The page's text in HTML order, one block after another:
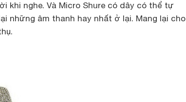
khi nghe. Và Micro Shure có dây có thể tự
những âm thanh hay nhất ở lại. Mang lại cho